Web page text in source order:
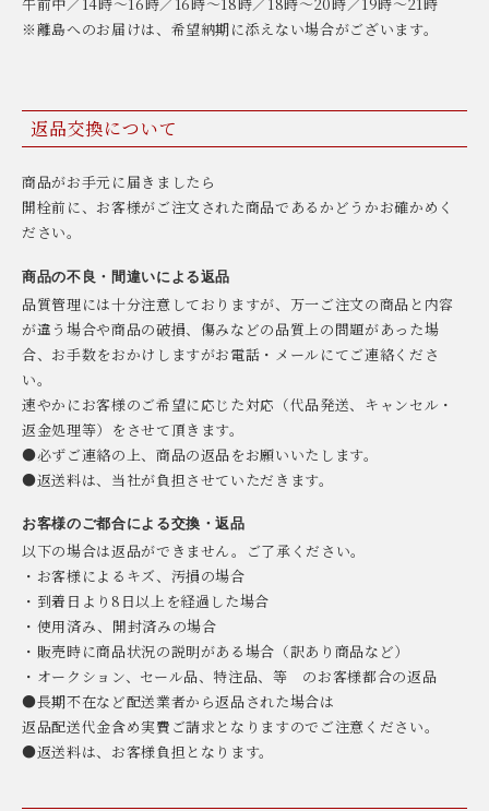
午前中／14時〜16時／16時〜18時／18時〜20時／19時〜21時
※離島へのお届けは、希望納期に添えない場合がございます。
返品交換について
商品がお手元に届きましたら
開栓前に、お客様がご注文された商品であるかどうかお確かめく
ださい。
商品の不良・間違いによる返品
品質管理には十分注意しておりますが、万一ご注文の商品と内容
が違う場合や商品の破損、傷みなどの品質上の問題があった場
合、お手数をおかけしますがお電話・メールにてご連絡くださ
い。
速やかにお客様のご希望に応じた対応（代品発送、キャンセル・
返金処理等）をさせて頂きます。
●必ずご連絡の上、商品の返品をお願いいたします。
●返送料は、当社が負担させていただきます。
お客様のご都合による交換・返品
以下の場合は返品ができません。ご了承ください。
・お客様によるキズ、汚損の場合
・到着日より8日以上を経過した場合
・使用済み、開封済みの場合
・販売時に商品状況の説明がある場合（訳あり商品など）
・オークション、セール品、特注品、等 のお客様都合の返品
●長期不在など配送業者から返品された場合は
返品配送代金含め実費ご請求となりますのでご注意ください。
●返送料は、お客様負担となります。